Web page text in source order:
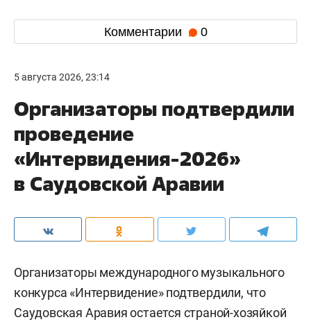
Комментарии 0
5 августа 2026, 23:14
Организаторы подтвердили
проведение
«Интервидения-2026»
в Саудовской Аравии
Организаторы международного музыкального
конкурса «Интервидение» подтвердили, что
Саудовская Аравия остается страной-хозяйкой